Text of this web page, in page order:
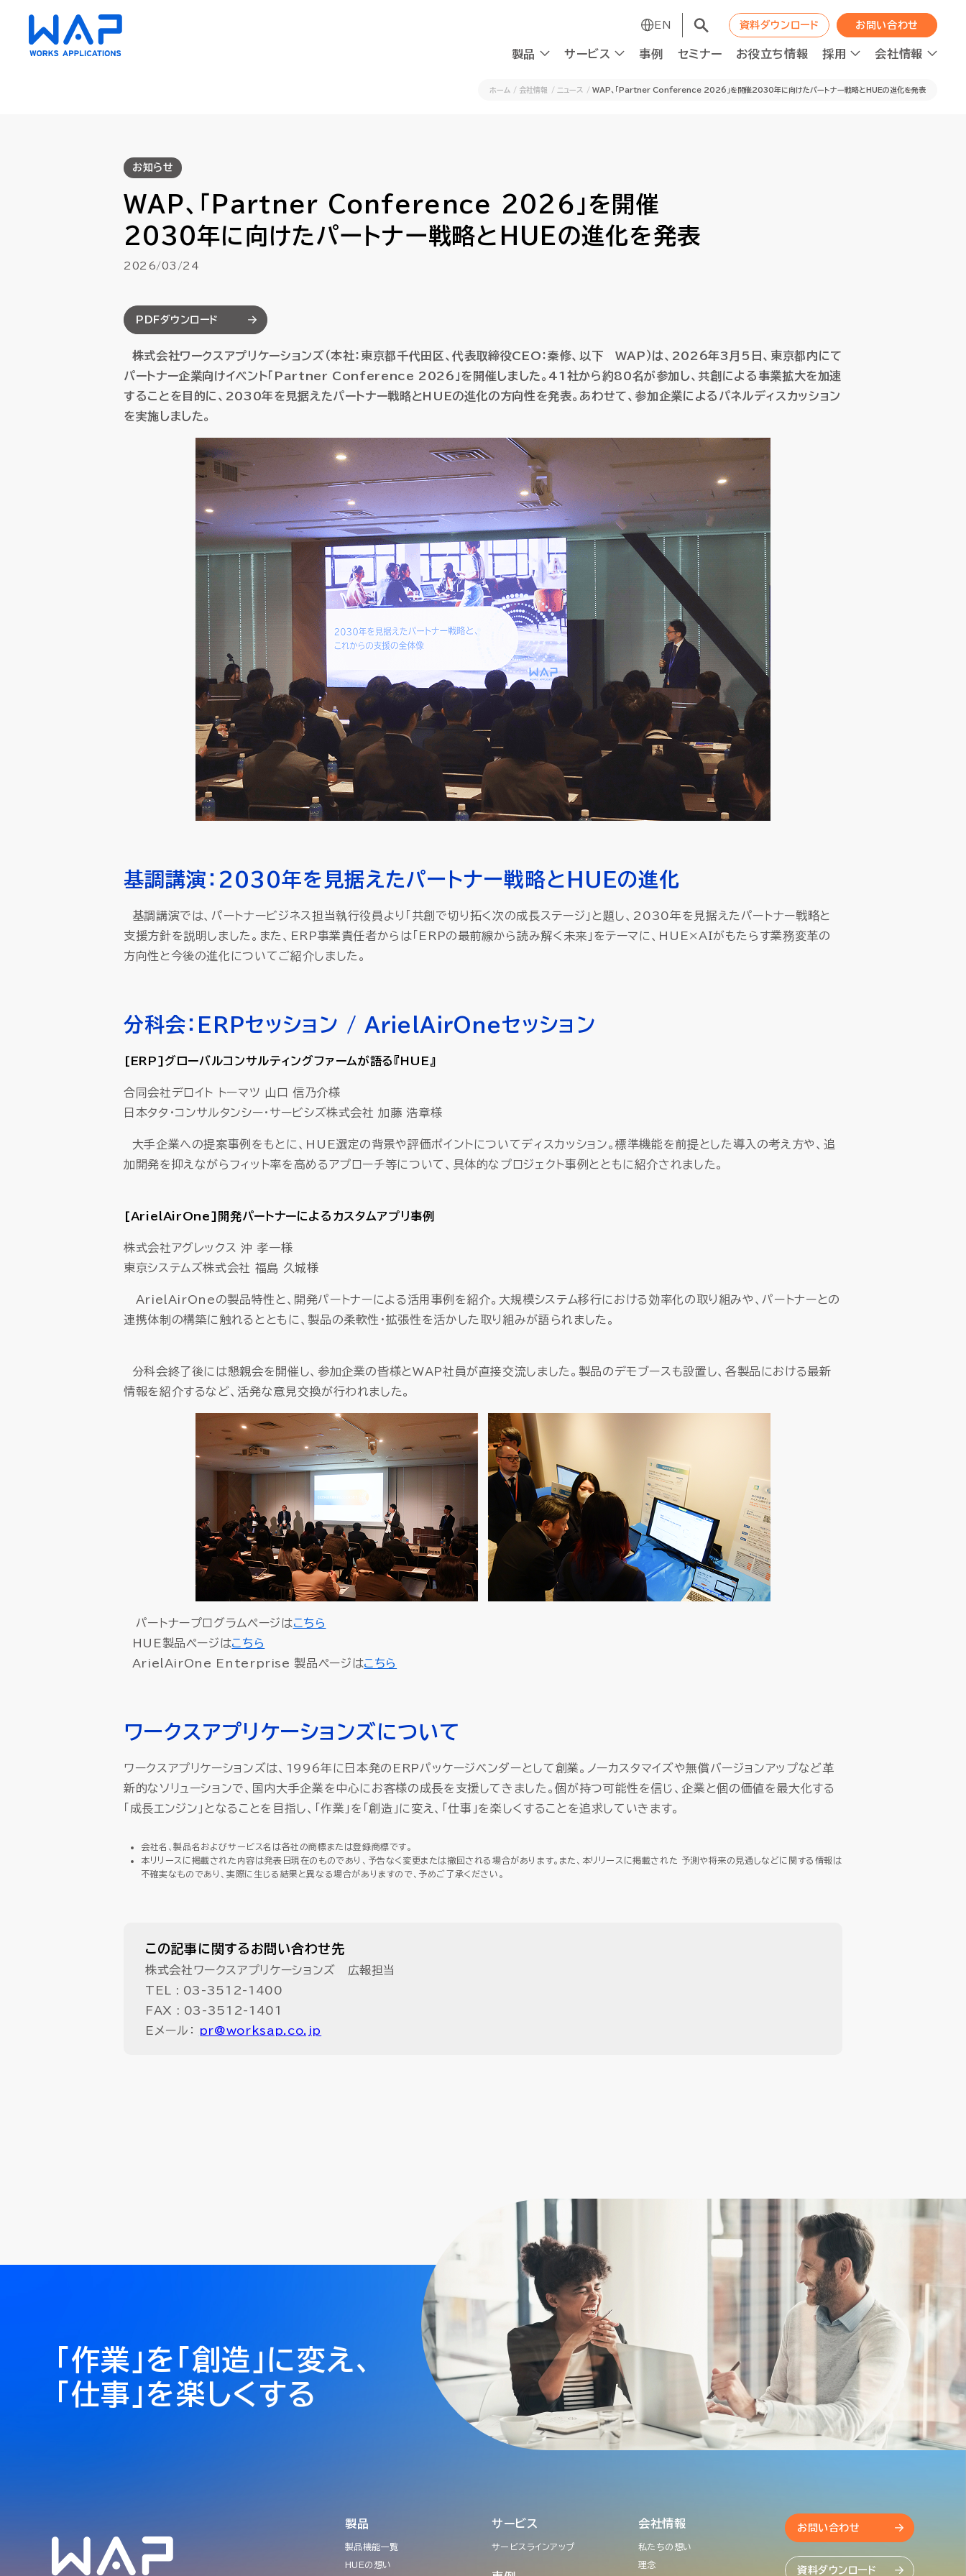
EN 資料ダウンロード お問い合わせ
製品
AC（会計）
財務会計・管理会計
債権・債務管理
固定資産管理
資金管理
クラウド請求書送受信
SCM（サプライチェーン）
購買・調達管理
販売管理
製造原価管理
プロジェクト収支管理
AIエージェント
組み込み型AI チャットボット
データプラットフォーム
データウェアハウス・MDM証憑電子データ管理
HUE クラウドサービス HUE Classic Cloud
HUEの想い HUEのAI機能 ソリューション 製品サポート パートナープログラム
サービス
リサーチ
AIシンクタンク
事例 セミナー お役立ち情報 採用
働く環境
採用情報
会社情報
理念
CEOメッセージ 会社概要
ホーム 会社情報 ニュース WAP、「Partner Conference 2026」を開催2030年に向けたパートナー戦略とHUEの進化を発表
お知らせ
WAP、「Partner Conference 2026」を開催
2030年に向けたパートナー戦略とHUEの進化を発表
2026/03/24
PDFダウンロード
株式会社ワークスアプリケーションズ（本社：東京都千代田区、代表取締役CEO：秦修、以下 WAP）は、2026年3月5日、東京都内にて
パートナー企業向けイベント「Partner Conference 2026」を開催しました。41社から約80名が参加し、共創による事業拡大を加速
することを目的に、2030年を見据えたパートナー戦略とHUEの進化の方向性を発表。あわせて、参加企業によるパネルディスカッション
を実施しました。
基調講演：2030年を見据えたパートナー戦略とHUEの進化
基調講演では、パートナービジネス担当執行役員より「共創で切り拓く次の成長ステージ」と題し、2030年を見据えたパートナー戦略と
支援方針を説明しました。また、ERP事業責任者からは「ERPの最前線から読み解く未来」をテーマに、HUE×AIがもたらす業務変革の
方向性と今後の進化についてご紹介しました。
分科会：ERPセッション / ArielAirOneセッション
[ERP]グローバルコンサルティングファームが語る『HUE』
合同会社デロイト トーマツ 山口 信乃介様
日本タタ・コンサルタンシー・サービシズ株式会社 加藤 浩章様
大手企業への提案事例をもとに、HUE選定の背景や評価ポイントについてディスカッション。標準機能を前提とした導入の考え方や、追
加開発を抑えながらフィット率を高めるアプローチ等について、具体的なプロジェクト事例とともに紹介されました。
[ArielAirOne]開発パートナーによるカスタムアプリ事例
株式会社アグレックス 沖 孝一様
東京システムズ株式会社 福島 久城様
ArielAirOneの製品特性と、開発パートナーによる活用事例を紹介。大規模システム移行における効率化の取り組みや、パートナーとの
連携体制の構築に触れるとともに、製品の柔軟性・拡張性を活かした取り組みが語られました。
分科会終了後には懇親会を開催し、参加企業の皆様とWAP社員が直接交流しました。製品のデモブースも設置し、各製品における最新
情報を紹介するなど、活発な意見交換が行われました。
パートナープログラムページはこちら
HUE製品ページはこちら
ArielAirOne Enterprise 製品ページはこちら
ワークスアプリケーションズについて
ワークスアプリケーションズは、1996年に日本発のERPパッケージベンダーとして創業。ノーカスタマイズや無償バージョンアップなど革
新的なソリューションで、国内大手企業を中心にお客様の成長を支援してきました。個が持つ可能性を信じ、企業と個の価値を最大化する
「成長エンジン」となることを目指し、「作業」を「創造」に変え、「仕事」を楽しくすることを追求していきます。
会社名、製品名およびサービス名は各社の商標または登録商標です。
本リリースに掲載された内容は発表日現在のものであり、予告なく変更または撤回される場合があります。また、本リリースに掲載された 予測や将来の見通しなどに関する情報は
不確実なものであり、実際に生じる結果と異なる場合がありますので、予めご了承ください。
この記事に関するお問い合わせ先
株式会社ワークスアプリケーションズ 広報担当
TEL : 03-3512-1400
FAX : 03-3512-1401
Eメール：
pr@worksap.co.jp
「作業」を「創造」に変え、
「仕事」を楽しくする
製品
製品機能一覧
HUEの想い
サービス
サービスラインアップ
会社情報
私たちの想い
理念
お問い合わせ
資料ダウンロード
EN 資料ダウンロード お問い合わせ
製品
AC（会計）
財務会計・管理会計
債権・債務管理
固定資産管理
資金管理
クラウド請求書送受信
SCM（サプライチェーン）
購買・調達管理
販売管理
製造原価管理
プロジェクト収支管理
AIエージェント
組み込み型AI チャットボット
データプラットフォーム
データウェアハウス・MDM証憑電子データ管理
HUE クラウドサービス HUE Classic Cloud
HUEの想い HUEのAI機能 ソリューション 製品サポート パートナープログラム
サービス
リサーチ
AIシンクタンク
事例 セミナー お役立ち情報 採用
働く環境
採用情報
会社情報
理念
CEOメッセージ 会社概要